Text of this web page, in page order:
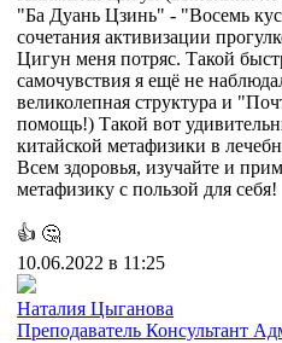
"Ба Дуань Цзинь" - "Восемь
сочетания активизации
Цигун меня потряс. Такой
самочувствия я ещё не
великолепная структура и
помощь!) Такой вот
китайской метафизики в
Всем здоровья, изучайте и
метафизику с пользой для себя!
👍 🤔
10.06.2022 в 11:25
Наталия Цыганова
Преподаватель Консультант